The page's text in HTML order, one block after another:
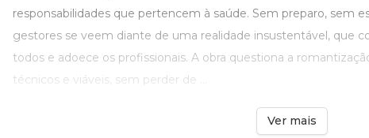
responsabilidades que pertencem à saúde. Sem preparo, sem
gestores se veem diante de uma realidade insustentável, que
todos e adoece os profissionais. A obra questiona a
técnicos e viáveis, sem perder de ...
Ver mais